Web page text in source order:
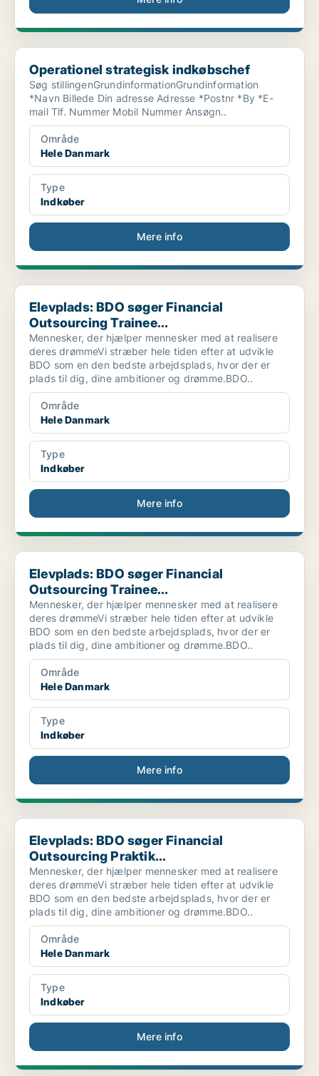
Operationel strategisk indkøbschef
Operationel strategisk indkøbschef
Søg stillingenGrundinformationGrundinformation
*Navn Billede Din adresse Adresse *Postnr *By *E-
mail Tlf. Nummer Mobil Nummer Ansøgn..
Område
Hele Danmark
Type
Indkøber
Mere info
Elevplads: BDO søger Financial Outsourcing Trainee...
Elevplads: BDO søger Financial
Outsourcing Trainee...
Mennesker, der hjælper mennesker med at realisere
deres drømmeVi stræber hele tiden efter at udvikle
BDO som en den bedste arbejdsplads, hvor der er
plads til dig, dine ambitioner og drømme.BDO..
Område
Hele Danmark
Type
Indkøber
Mere info
Elevplads: BDO søger Financial Outsourcing Trainee...
Elevplads: BDO søger Financial
Outsourcing Trainee...
Mennesker, der hjælper mennesker med at realisere
deres drømmeVi stræber hele tiden efter at udvikle
BDO som en den bedste arbejdsplads, hvor der er
plads til dig, dine ambitioner og drømme.BDO..
Område
Hele Danmark
Type
Indkøber
Mere info
Elevplads: BDO søger Financial Outsourcing Praktik...
Elevplads: BDO søger Financial
Outsourcing Praktik...
Mennesker, der hjælper mennesker med at realisere
deres drømmeVi stræber hele tiden efter at udvikle
BDO som en den bedste arbejdsplads, hvor der er
plads til dig, dine ambitioner og drømme.BDO..
Område
Hele Danmark
Type
Indkøber
Mere info